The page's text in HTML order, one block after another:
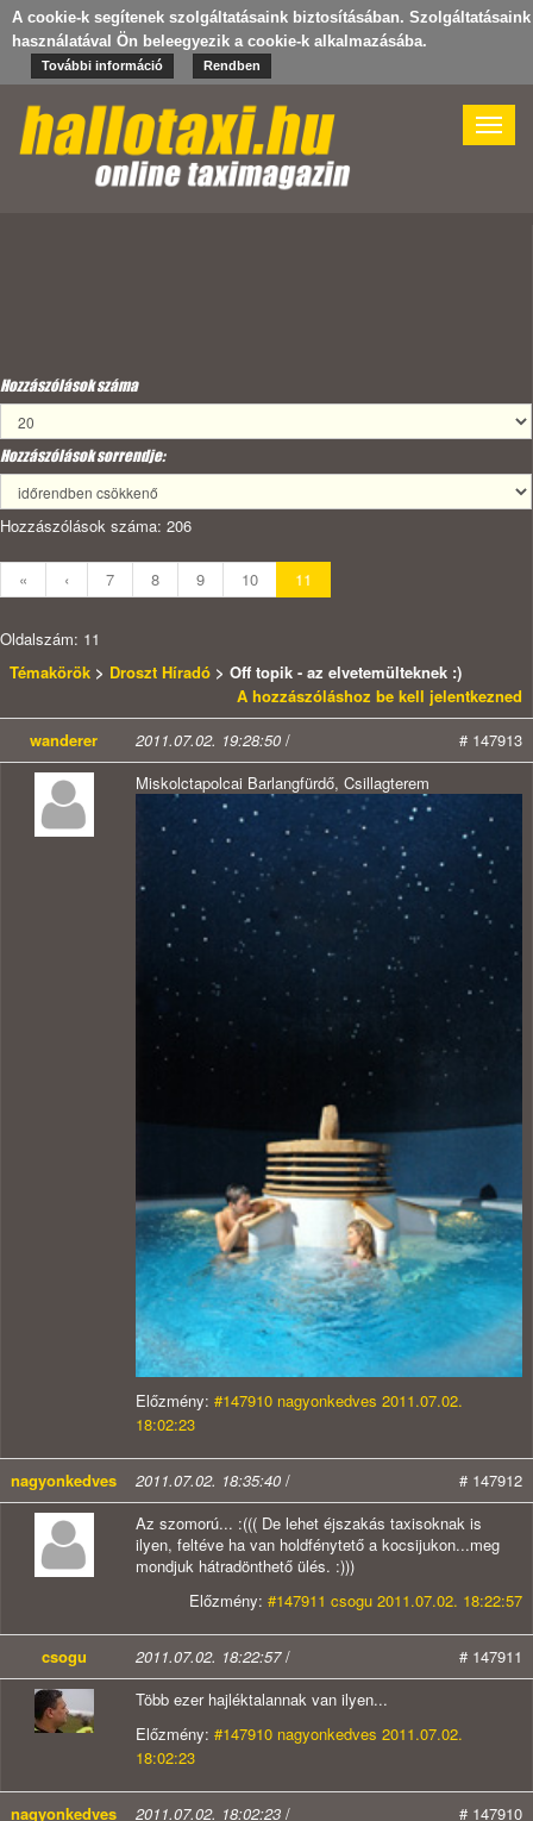
A cookie-k segítenek szolgáltatásaink biztosításában. Szolgáltatásaink
használatával Ön beleegyezik a cookie-k alkalmazásába.
További információ Rendben
Toggle
Hozzászólások száma
Hozzászólások sorrendje:
Hozzászólások száma: 206
« ‹ 7 8 9 10 11
Oldalszám: 11
Témakörök > Droszt Híradó > Off topik - az elvetemülteknek :)
A hozzászóláshoz be kell jelentkezned
wanderer
2011.07.02. 19:28:50 /
# 147913
Miskolctapolcai Barlangfürdő, Csillagterem
Előzmény: #147910 nagyonkedves 2011.07.02.
18:02:23
nagyonkedves 2011.07.02. 18:35:40 /
# 147912
Az szomorú... :((( De lehet éjszakás taxisoknak is
ilyen, feltéve ha van holdfénytető a kocsijukon...meg
mondjuk hátradönthető ülés. :)))
Előzmény: #147911 csogu 2011.07.02. 18:22:57
csogu 2011.07.02. 18:22:57/
# 147911
Több ezer hajléktalannak van ilyen...
Előzmény: #147910 nagyonkedves 2011.07.02.
18:02:23
nagyonkedves 2011.07.02. 18:02:23 /
# 147910